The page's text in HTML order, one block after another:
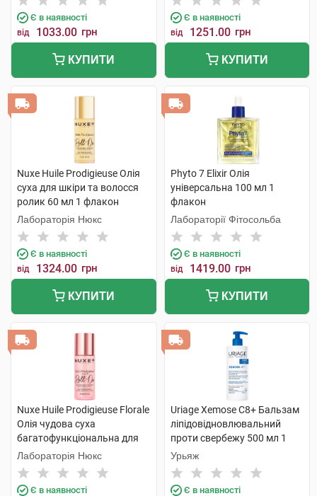
Є в наявності
від 1033.00 грн
КУПИТИ
Є в наявності
від 1251.00 грн
КУПИТИ
Nuxe Huile Prodigieuse Олія
суха для шкіри та волосся
ролик 60 мл 1 флакон
Лабораторія Нюкс
Є в наявності
від 1324.00 грн
КУПИТИ
Phyto 7 Elixir Олія
універсальна 100 мл 1
флакон
Лабораторії Фітосольба
Є в наявності
від 1419.00 грн
КУПИТИ
Nuxe Huile Prodigieuse Florale
Олія чудова суха
багатофункціональна для
обличчя,тіла та волосся
ролик 60 мл 1 флакон
Лабораторія Нюкс
Є в наявності
Uriage Xemose C8+ Бальзам
ліпідовідновлювальний
проти свербежу 500 мл 1
флакон
Урьяж
Є в наявності